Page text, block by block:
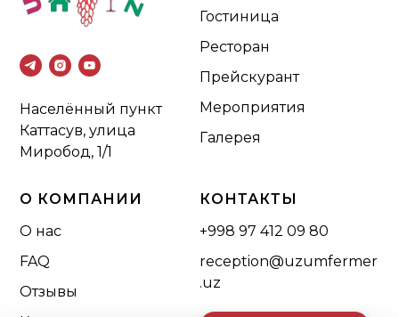
Населённый пункт
Каттасув, улица
Миробод, 1/1
Гостиница
Ресторан
Прейскурант
Мероприятия
Галерея
О КОМПАНИИ
О нас
FAQ
Отзывы
КОНТАКТЫ
+998 97 412 09 80
reception@uzumfermer
.uz